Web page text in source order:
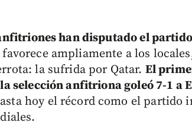
han disputado el
favorece ampliamente a los
la sufrida por Qatar. El
selección anfitriona goleó 7-1 a
hoy el récord como el partido